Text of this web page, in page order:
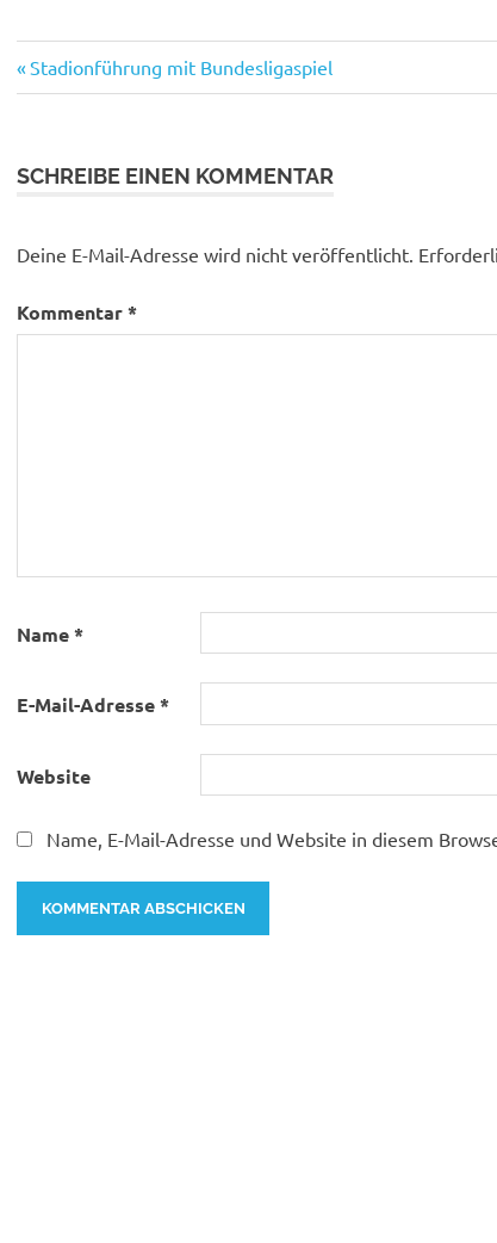
Beitragsnavigation
Vorheriger
Beitrag:
Stadionführung mit Bundesligaspiel
SCHREIBE EINEN KOMMENTAR
Deine E-Mail-Adresse wird nicht veröffentlicht.
Kommentar*
Name*
E-Mail-Adresse*
Website
Name, E-Mail-Adresse und Website in diesem